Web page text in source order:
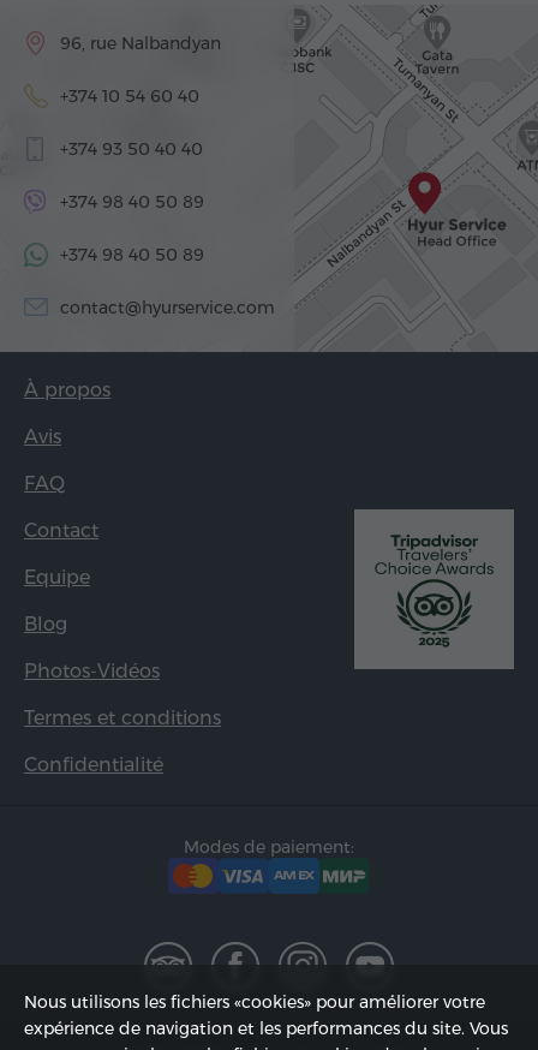
96, rue Nalbandyan
+374 10 54 60 40
+374 93 50 40 40
+374 98 40 50 89
+374 98 40 50 89
contact@hyurservice.com
À propos
Avis
FAQ
Contact
Equipe
Blog
Photos-Vidéos
Termes et conditions
Confidentialité
Modes de paiement:
Nous utilisons les fichiers «cookies» pour améliorer votre
expérience de navigation et les performances du site. Vous